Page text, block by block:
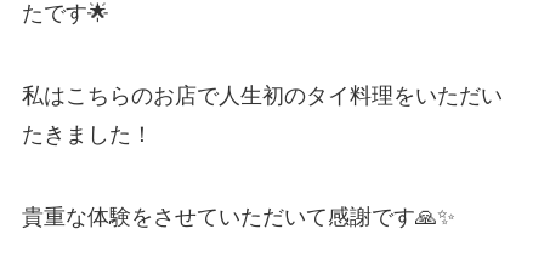
たです🌟
私はこちらのお店で人生初のタイ料理をいただい
たきました！
貴重な体験をさせていただいて感謝です🙏✨